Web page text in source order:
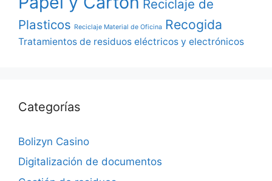
Reciclaje de
Plasticos Reciclaje Material de Oficina Recogida
Tratamientos de residuos eléctricos y electrónicos
Categorías
Bolizyn Casino
Digitalización de documentos